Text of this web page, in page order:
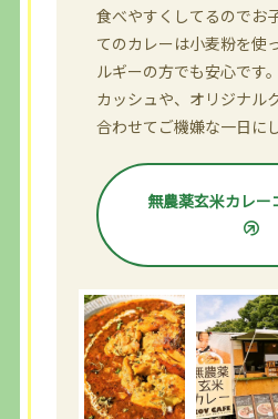
食べやすくしてるのでお
てのカレーは小麦粉を使
ルギーの方でも安心です
カッシュや、オリジナル
合わせてご機嫌な一日に
無農薬玄米カレー